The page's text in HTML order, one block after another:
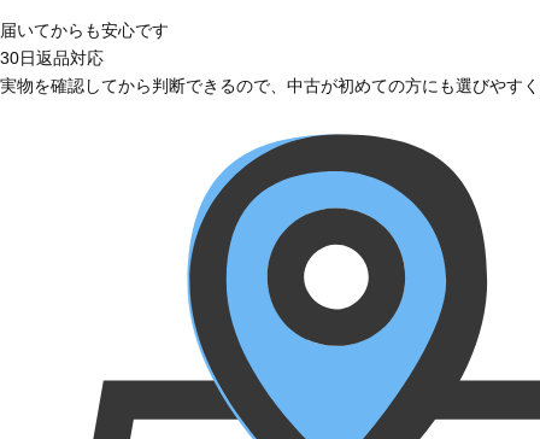
届いてからも安心です
30日返品対応
実物を確認してから判断できるので、中古が初めての方にも選びやす